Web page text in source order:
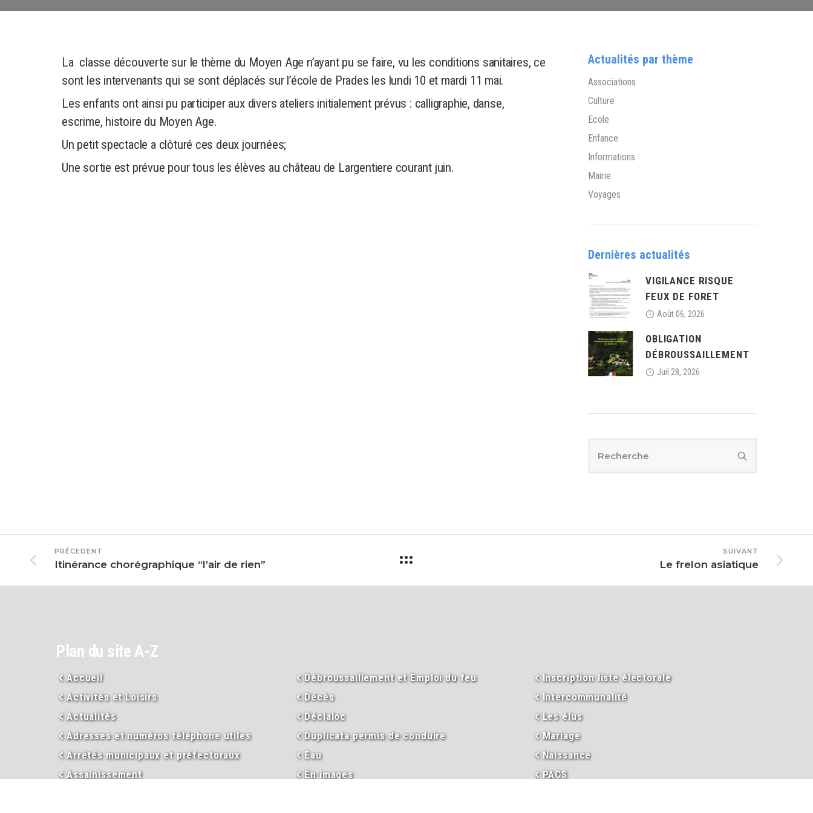
La classe découverte sur le thème du Moyen Age n’ayant pu se faire, vu les conditions sanitaires, ce
sont les intervenants qui se sont déplacés sur l’école de Prades les lundi 10 et mardi 11 mai.
Les enfants ont ainsi pu participer aux divers ateliers initialement prévus : calligraphie, danse,
escrime, histoire du Moyen Age.
Un petit spectacle a clôturé ces deux journées;
Une sortie est prévue pour tous les élèves au château de Largentiere courant juin.
Actualités par thème
Associations
Culture
Ecole
Enfance
Informations
Mairie
Voyages
Dernières actualités
VIGILANCE RISQUE
FEUX DE FORET
Août 06, 2026
OBLIGATION
DÉBROUSSAILLEMENT
Juil 28, 2026
PRÉCEDENT
Itinérance chorégraphique “l’air de rien”
SUIVANT
Le frelon asiatique
Plan du site A-Z
Accueil
Activités et Loisirs
Actualités
Adresses et numéros téléphone utiles
Arrêtés municipaux et préfectoraux
Assainissement
Débroussaillement et Emploi du feu
Décès
Déclaloc
Duplicata permis de conduire
Eau
En images
Inscription liste électorale
Intercommunalité
Les élus
Mariage
Naissance
PACS